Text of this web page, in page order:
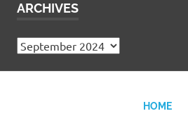
ARCHIVES
Archives
HOME